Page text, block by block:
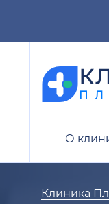
О
Клиника